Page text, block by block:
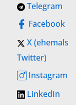
Telegram
Facebook
X (ehemals
Twitter)
Instagram
LinkedIn